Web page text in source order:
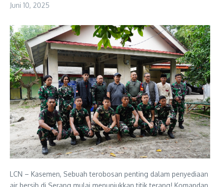
Juni 10, 2025
LCN – Kasemen, Sebuah terobosan penting dalam penyediaan